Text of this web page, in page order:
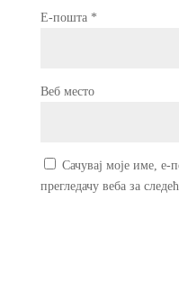
Е-пошта *
Веб место
Сачувај моје име,
прегледачу веба за